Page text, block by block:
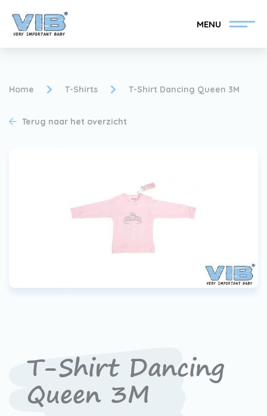
MENU
Vind uw VIB®-Dealer
VIB®-Dealer worden
Home T-Shirts T-Shirt Dancing Queen 3M
Terug naar het overzicht
T-Shirt Dancing
Queen 3M